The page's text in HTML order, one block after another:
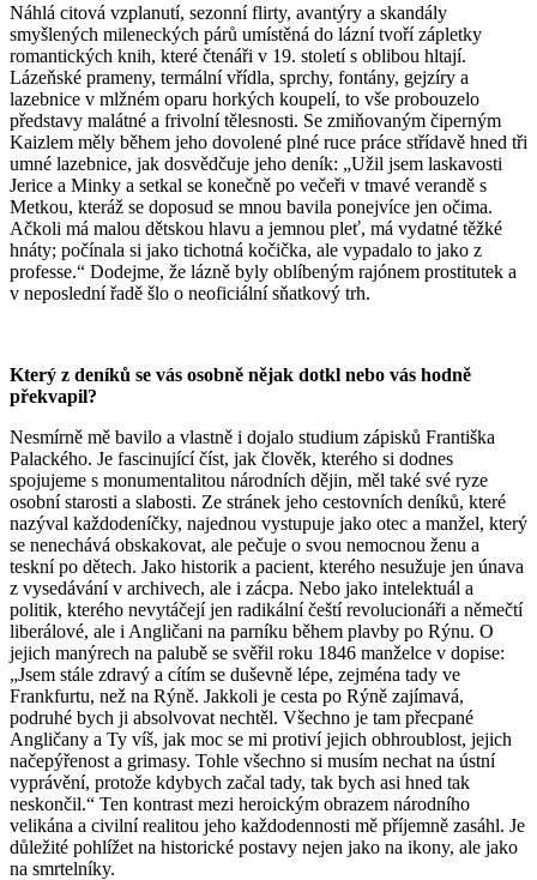
Náhlá citová vzplanutí, sezonní flirty, avantýry a skandály
smyšlených mileneckých párů umístěná do lázní tvoří zápletky
romantických knih, které čtenáři v 19. století s oblibou hltají.
Lázeňské prameny, termální vřídla, sprchy, fontány, gejzíry a
lazebnice v mlžném oparu horkých koupelí, to vše probouzelo
představy malátné a frivolní tělesnosti. Se zmiňovaným čiperným
Kaizlem měly během jeho dovolené plné ruce práce střídavě hned tři
umné lazebnice, jak dosvědčuje jeho deník: „Užil jsem laskavosti
Jerice a Minky a setkal se konečně po večeři v tmavé verandě s
Metkou, kteráž se doposud se mnou bavila ponejvíce jen očima.
Ačkoli má malou dětskou hlavu a jemnou pleť, má vydatné těžké
hnáty; počínala si jako tichotná kočička, ale vypadalo to jako z
professe.“ Dodejme, že lázně byly oblíbeným rajónem prostitutek a
v neposlední řadě šlo o neoficiální sňatkový trh.
Který z deníků se vás osobně nějak dotkl nebo vás hodně
překvapil?
Nesmírně mě bavilo a vlastně i dojalo studium zápisků Františka
Palackého. Je fascinující číst, jak člověk, kterého si dodnes
spojujeme s monumentalitou národních dějin, měl také své ryze
osobní starosti a slabosti. Ze stránek jeho cestovních deníků, které
nazýval každodeníčky, najednou vystupuje jako otec a manžel, který
se nenechává obskakovat, ale pečuje o svou nemocnou ženu a
teskní po dětech. Jako historik a pacient, kterého nesužuje jen únava
z vysedávání v archivech, ale i zácpa. Nebo jako intelektuál a
politik, kterého nevytáčejí jen radikální čeští revolucionáři a němečtí
liberálové, ale i Angličani na parníku během plavby po Rýnu. O
jejich manýrech na palubě se svěřil roku 1846 manželce v dopise:
„Jsem stále zdravý a cítím se duševně lépe, zejména tady ve
Frankfurtu, než na Rýně. Jakkoli je cesta po Rýně zajímavá,
podruhé bych ji absolvovat nechtěl. Všechno je tam přecpané
Angličany a Ty víš, jak moc se mi protiví jejich obhroublost, jejich
načepýřenost a grimasy. Tohle všechno si musím nechat na ústní
vyprávění, protože kdybych začal tady, tak bych asi hned tak
neskončil.“ Ten kontrast mezi heroickým obrazem národního
velikána a civilní realitou jeho každodennosti mě příjemně zasáhl. Je
důležité pohlížet na historické postavy nejen jako na ikony, ale jako
na smrtelníky.